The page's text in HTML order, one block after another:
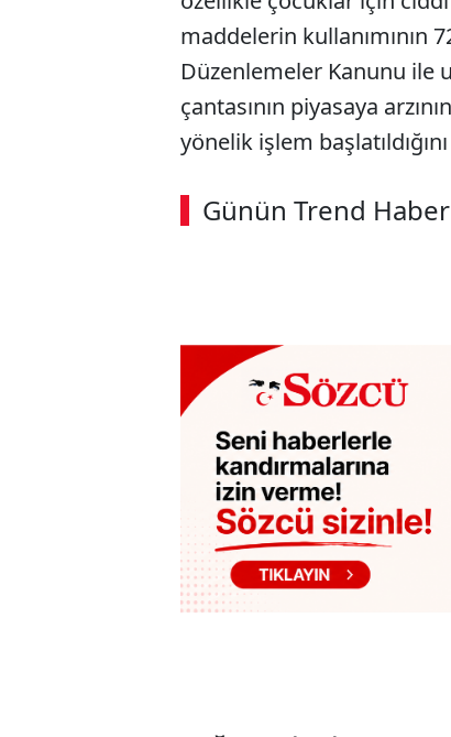
maddelerin kullanımının
Düzenlemeler Kanunu ile
çantasının piyasaya
yönelik işlem başlatıldığını
Günün Trend
00:02 / 03:53